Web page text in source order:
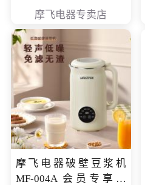
摩飞电器专卖店
摩飞电器破壁豆浆机
MF-004A 会员专享价